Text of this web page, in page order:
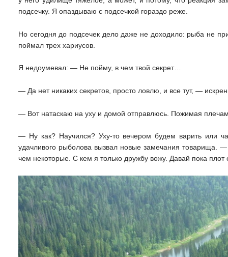
подсечку. Я опаздываю с подсечкой гораздо реже.
Но сегодня до подсечек дело даже не доходило: рыба не
поймал трех хариусов.
Я недоумевал: — Не пойму, в чем твой секрет…
— Да нет никаких секретов, просто ловлю, и все тут, —
— Вот натаскаю на уху и домой отправлюсь. Пожимая
— Ну как? Научился? Уху-то вечером будем варить или
удачливого рыболова вызвал новые замечания товарища.
чем некоторые. С кем я только дружбу вожу. Давай пока плот